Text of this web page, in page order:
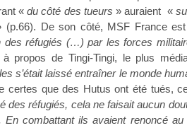
«du côté des tueurs » auraient «
(p.66). De son côté, MSF France
des réfugiés (…) par les forces
propos de Tingi-Tingi, le plus
s’était laissé entraîner le monde
certes que des Hutus ont été tués,
des réfugiés, cela ne faisait aucun
En combattant ils avaient renoncé